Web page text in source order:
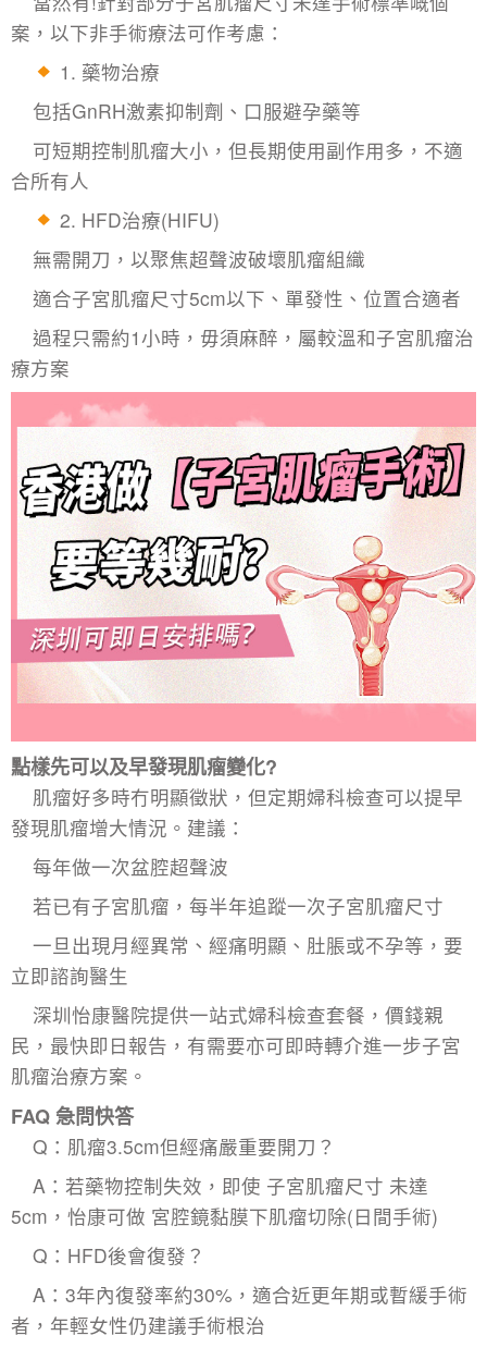
案，以下非手術療法可作考慮：
1. 藥物治療
包括GnRH激素抑制劑、口服避孕藥等
可短期控制肌瘤大小，但長期使用副作用多，不適
合所有人
2. HFD治療(HIFU)
無需開刀，以聚焦超聲波破壞肌瘤組織
適合子宮肌瘤尺寸5cm以下、單發性、位置合適者
過程只需約1小時，毋須麻醉，屬較溫和子宮肌瘤治
療方案
點樣先可以及早發現肌瘤變化?
肌瘤好多時冇明顯徵狀，但定期婦科檢查可以提早
發現肌瘤增大情況。建議：
每年做一次盆腔超聲波
若已有子宮肌瘤，每半年追蹤一次子宮肌瘤尺寸
一旦出現月經異常 、經痛明顯、肚脹或不孕等，要
立即諮詢醫生
深圳怡康醫院提供一站式婦科檢查套餐，價錢親
民，最快即日報告，有需要亦可即時轉介進一步子宮
肌瘤治療方案。
FAQ 急問快答
Q：肌瘤3.5cm但經痛嚴重要開刀？
A：若藥物控制失效，即使 子宮肌瘤尺寸 未達
5cm，怡康可做 宮腔鏡黏膜下肌瘤切除(日間手術)
Q：HFD後會復發？
A：3年內復發率約30%，適合近更年期或暫緩手術
者，年輕女性仍建議手術根治